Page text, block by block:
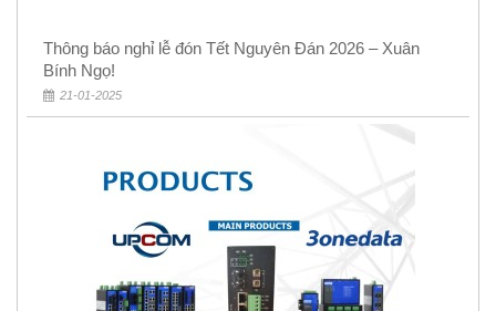
Thông báo nghỉ lễ đón Tết Nguyên Đán 2026 – Xuân
Bính Ngọ!
21-01-2025